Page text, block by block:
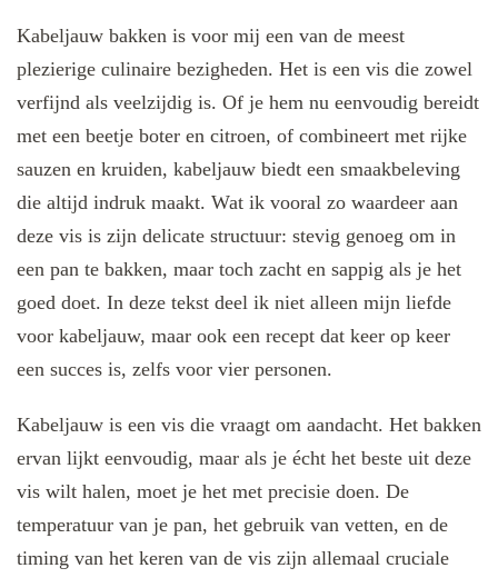
Kabeljauw bakken is voor mij een van de meest
plezierige culinaire bezigheden. Het is een vis die zowel
verfijnd als veelzijdig is. Of je hem nu eenvoudig bereidt
met een beetje boter en citroen, of combineert met rijke
sauzen en kruiden, kabeljauw biedt een smaakbeleving
die altijd indruk maakt. Wat ik vooral zo waardeer aan
deze vis is zijn delicate structuur: stevig genoeg om in
een pan te bakken, maar toch zacht en sappig als je het
goed doet. In deze tekst deel ik niet alleen mijn liefde
voor kabeljauw, maar ook een recept dat keer op keer
een succes is, zelfs voor vier personen.
Kabeljauw is een vis die vraagt om aandacht. Het bakken
ervan lijkt eenvoudig, maar als je écht het beste uit deze
vis wilt halen, moet je het met precisie doen. De
temperatuur van je pan, het gebruik van vetten, en de
timing van het keren van de vis zijn allemaal cruciale